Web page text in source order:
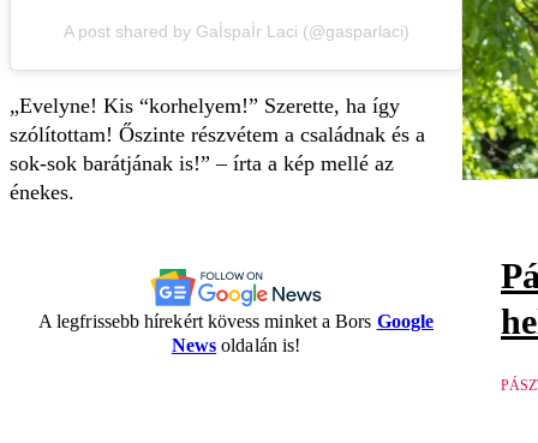
A post shared by GaÌspaÌr Laci (@gasparlaci)
Evelyne! Kis “korhelyem!” Szerette, ha így
szólítottam! Őszinte részvétem a családnak és a
sok-sok barátjának is!
– írta a kép mellé az
énekes.
A legfrissebb hírekért kövess minket a Bors Google
News oldalán is!